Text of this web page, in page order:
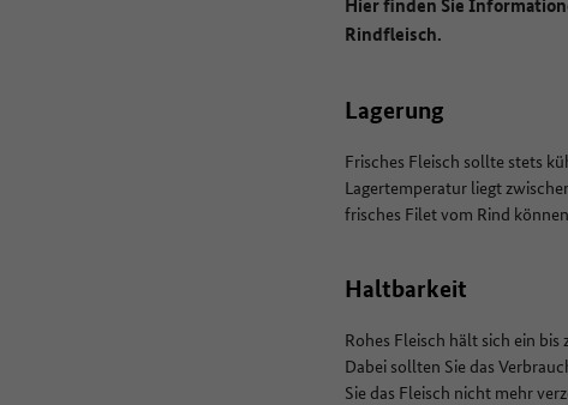
Rindfleisch.
Lagerung
Frisches Fleisch sollte stets
Lagertemperatur liegt
frisches Filet vom Rind
Haltbarkeit
Rohes Fleisch hält sich ein
Dabei sollten Sie das
Sie das Fleisch nicht mehr